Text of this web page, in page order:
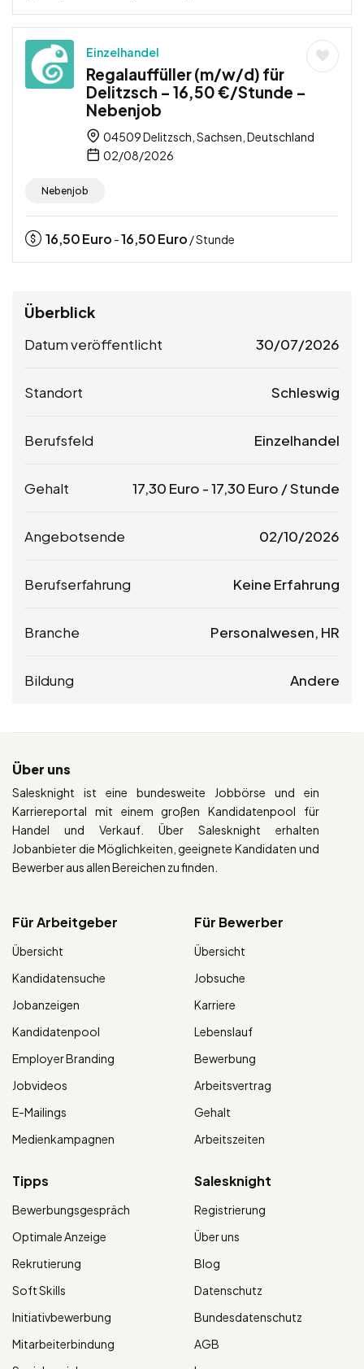
Einzelhandel
Regalauffüller (m/w/d) für
Delitzsch – 16,50 €/Stunde –
Nebenjob
04509 Delitzsch, Sachsen, Deutschland
02/08/2026
Nebenjob
16,50Euro -16,50Euro / Stunde
Überblick
Datum veröffentlicht 30/07/2026
Standort Schleswig
Berufsfeld Einzelhandel
Gehalt 17,30 Euro -17,30 Euro / Stunde
Angebotsende 02/10/2026
Berufserfahrung Keine Erfahrung
Branche Personalwesen, HR
Bildung Andere
Über uns
Salesknight ist eine bundesweite Jobbörse und ein
Karriereportal mit einem großen Kandidatenpool für
Handel und Verkauf. Über Salesknight erhalten
Jobanbieter die Möglichkeiten, geeignete Kandidaten und
Bewerber aus allen Bereichen zu finden.
Für Arbeitgeber
Übersicht
Kandidatensuche
Jobanzeigen
Kandidatenpool
Employer Branding
Jobvideos
E-Mailings
Medienkampagnen
Für Bewerber
Übersicht
Jobsuche
Karriere
Lebenslauf
Bewerbung
Arbeitsvertrag
Gehalt
Arbeitszeiten
Tipps
Bewerbungsgespräch
Optimale Anzeige
Rekrutierung
Soft Skills
Initiativbewerbung
Mitarbeiterbindung
Salesknight
Registrierung
Über uns
Blog
Datenschutz
Bundesdatenschutz
AGB